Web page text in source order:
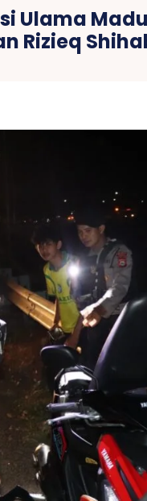
Ulama
Rizieq